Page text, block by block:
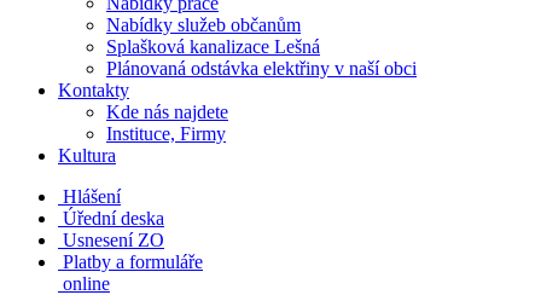
Nabídky služeb občanům
Splašková kanalizace Lešná
Plánovaná odstávka elektřiny v naší obci
Kontakty
Kde nás najdete
Instituce, Firmy
Kultura
Hlášení
Úřední deska
Usnesení ZO
Platby a formuláře
online